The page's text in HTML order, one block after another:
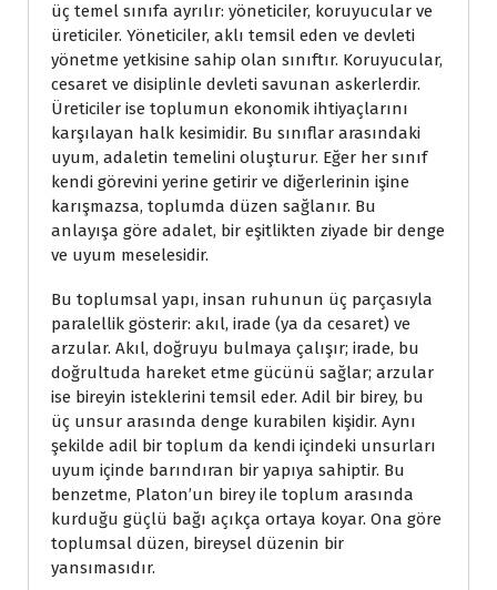
üç temel sınıfa ayrılır: yöneticiler, koruyucular ve
üreticiler. Yöneticiler, aklı temsil eden ve devleti
yönetme yetkisine sahip olan sınıftır. Koruyucular,
cesaret ve disiplinle devleti savunan askerlerdir.
Üreticiler ise toplumun ekonomik ihtiyaçlarını
karşılayan halk kesimidir. Bu sınıflar arasındaki
uyum, adaletin temelini oluşturur. Eğer her sınıf
kendi görevini yerine getirir ve diğerlerinin işine
karışmazsa, toplumda düzen sağlanır. Bu
anlayışa göre adalet, bir eşitlikten ziyade bir denge
ve uyum meselesidir.
Bu toplumsal yapı, insan ruhunun üç parçasıyla
paralellik gösterir: akıl, irade (ya da cesaret) ve
arzular. Akıl, doğruyu bulmaya çalışır; irade, bu
doğrultuda hareket etme gücünü sağlar; arzular
ise bireyin isteklerini temsil eder. Adil bir birey, bu
üç unsur arasında denge kurabilen kişidir. Aynı
şekilde adil bir toplum da kendi içindeki unsurları
uyum içinde barındıran bir yapıya sahiptir. Bu
benzetme, Platon’un birey ile toplum arasında
kurduğu güçlü bağı açıkça ortaya koyar. Ona göre
toplumsal düzen, bireysel düzenin bir
yansımasıdır.